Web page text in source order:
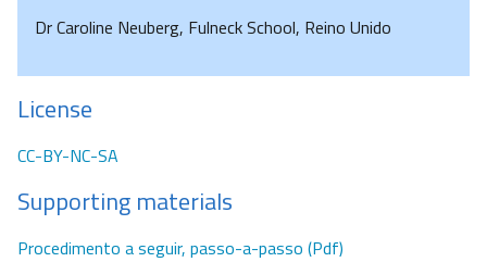
Dr Caroline Neuberg, Fulneck School, Reino Unido
License
CC-BY-NC-SA
Supporting materials
Procedimento a seguir, passo-a-passo (Pdf)